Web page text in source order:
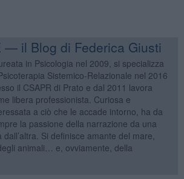
— il Blog di Federica Giusti
in Psicologia nel 2009, si specializza
Sistemico-Relazionale nel 2016
il CSAPR di Prato e dal 2011 lavora
libera professionista. Curiosa e
a ciò che le accade intorno, ha da
la passione della narrazione da una
Si definisce amante del mare,
animali… e, ovviamente, della